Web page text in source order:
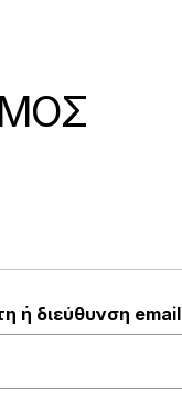
ή διεύθυνση email